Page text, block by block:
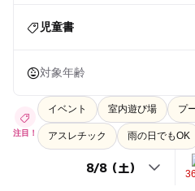
児童書
対象年齢
注目！
イベント 室内遊び場 プ
アスレチック 雨の日でもOK